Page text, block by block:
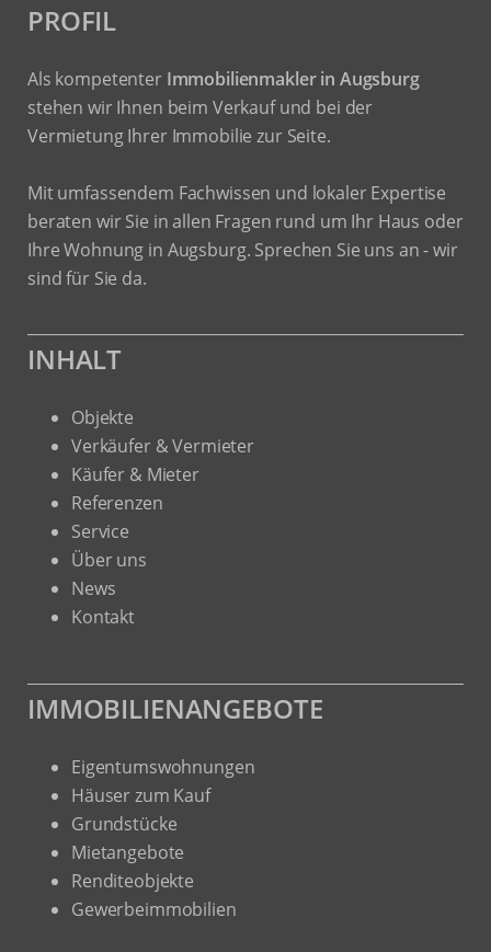
PROFIL
Als kompetenter Immobilienmakler in Augsburg
stehen wir Ihnen beim Verkauf und bei der
Vermietung Ihrer Immobilie zur Seite.
Mit umfassendem Fachwissen und lokaler Expertise
beraten wir Sie in allen Fragen rund um Ihr Haus oder
Ihre Wohnung in Augsburg. Sprechen Sie uns an - wir
sind für Sie da.
INHALT
Objekte
Verkäufer & Vermieter
Käufer & Mieter
Referenzen
Service
Über uns
News
Kontakt
IMMOBILIENANGEBOTE
Eigentumswohnungen
Häuser zum Kauf
Grundstücke
Mietangebote
Renditeobjekte
Gewerbeimmobilien